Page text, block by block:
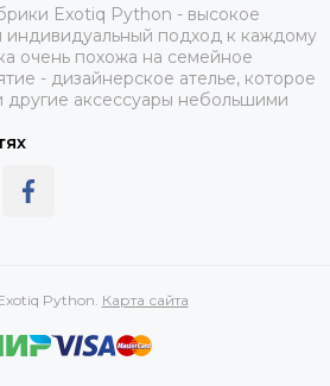
Exotiq Python - высокое
индивидуальный подход к каждому
очень похожа на семейное
- дизайнерское ателье, которое
другие аксессуары небольшими
Python. Карта сайта